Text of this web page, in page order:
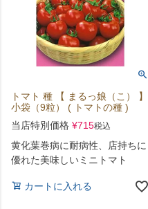
トマト 種 【 まるっ娘（こ） 】
小袋（9粒） ( トマトの種 )
当店特別価格 ¥715税込
黄化葉巻病に耐病性、店持ちに
優れた美味しいミニトマト
カートに入れる